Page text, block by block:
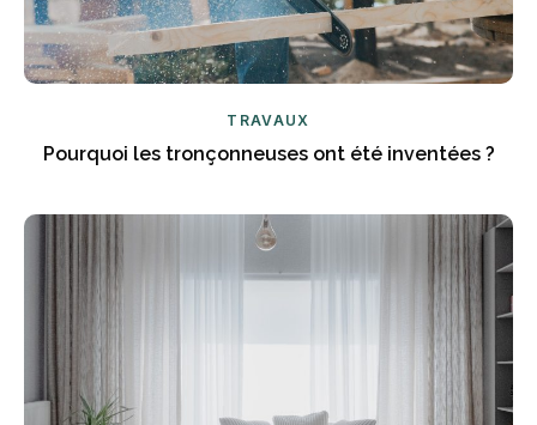
TRAVAUX
Pourquoi les tronçonneuses ont été inventées ?